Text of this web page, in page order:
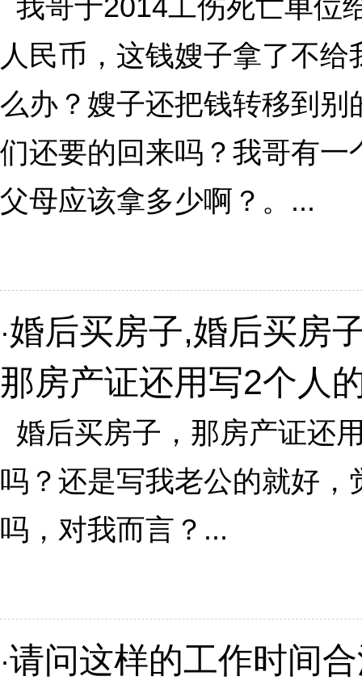
我哥于2014工伤死亡单位
人民币，这钱嫂子拿了不
么办？嫂子还把钱转移到别
们还要的回来吗？我哥有一
父母应该拿多少啊？。...
·婚后买房子,婚后买房
那房产证还用写2个人
婚后买房子，那房产证还
吗？还是写我老公的就好，
吗，对我而言？...
·请问这样的工作时间